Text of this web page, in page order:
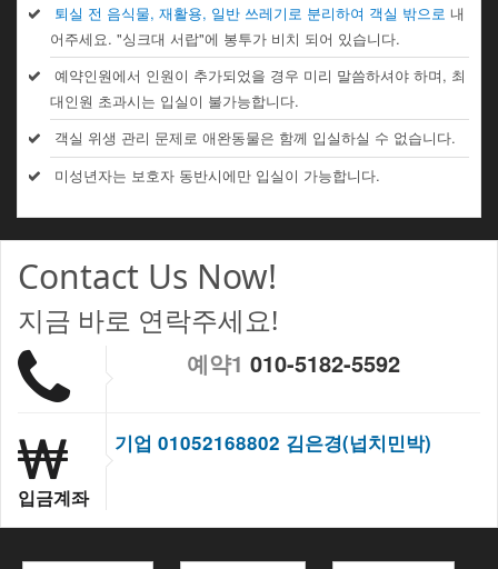
퇴실 전 음식물, 재활용, 일반 쓰레기로 분리하여 객실 밖으로 내
어주세요. "싱크대 서랍"에 봉투가 비치 되어 있습니다.
예약인원에서 인원이 추가되었을 경우 미리 말씀하셔야 하며, 최
대인원 초과시는 입실이 불가능합니다.
객실 위생 관리 문제로 애완동물은 함께 입실하실 수 없습니다.
미성년자는 보호자 동반시에만 입실이 가능합니다.
Contact Us Now!
지금 바로 연락주세요!
예약1 010-5182-5592
입금계좌
기업 01052168802 김은경(넙치민박)